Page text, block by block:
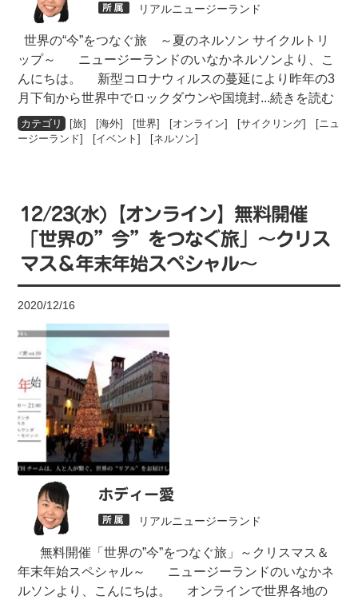
リアルニュージーランド
世界の“今”をつなぐ旅 ～夏のネルソン サイクルトリ
ップ～ ニュージーランドのいなかネルソンより、こ
んにちは。 新型コロナウィルスの蔓延により昨年の3
月下旬から世界中でロックダウンや国境封...続きを読む
[旅] [海外] [世界] [オンライン] [サイクリング] [ニュ
ージーランド] [イベント] [ネルソン]
12/23(水)【オンライン】無料開催
「世界の”今”をつなぐ旅」～クリス
マス＆年末年始スペシャル～
2020/12/16
ホディー愛
リアルニュージーランド
無料開催「世界の”今”をつなぐ旅」～クリスマス＆
年末年始スペシャル～ ニュージーランドのいなかネ
ルソンより、こんにちは。 オンラインで世界各地の